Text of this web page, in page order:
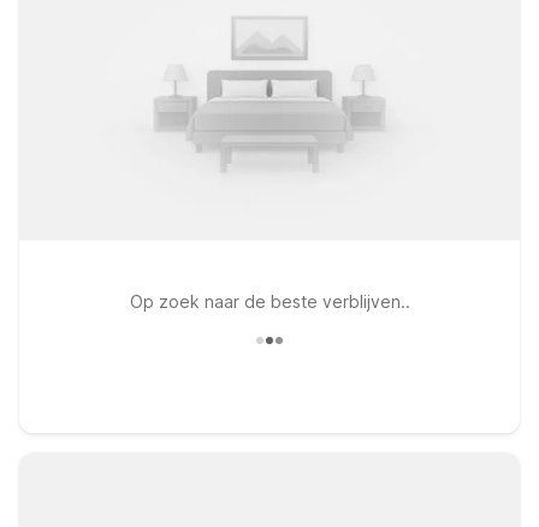
Op zoek naar de beste verblijven..